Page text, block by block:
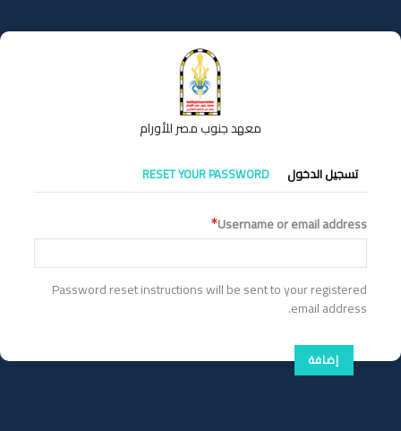
إلى
المحتوى
معهد جنوب مصر للأورام
التبويبات
الأساسية
تسجيل الدخول RESET YOUR PASSWORD
Username or email address
Password reset instructions will be sent to your registered
email address.